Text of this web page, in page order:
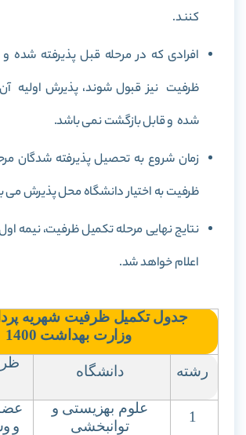
کنند.
افرادی که در مرحله قبل پذیرفته شده
ظرفیت نیز قبول شوند، پذیرش اولیه
شده و قابل بازگشت نمی باشد.
زمان شروع به تحصیل پذیرفته شدگان
ظرفیت به اختیار دانشگاه محل پذیرش می
نتایج نهایی مرحله تکمیل ظرفیت، نیمه
اعلام خواهد شد.
جدول تکمیل ظرفیت شهریه
وزارت بهداشت 1400
رشته دانشگاه
1
علوم بهزیستی و
توانبخشی
و